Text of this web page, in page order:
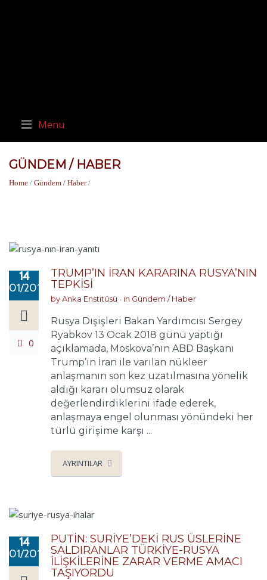
Menu
GÜNDEM / HABER
Home / Gündem / Haber/
14
01/2018
0
TRUMP’IN İRAN KARARINA RUSYA’NIN
TEPKİSİ
byAnka Enstitüsü in Gündem / Haber
Rusya Dışişleri Bakan Yardımcısı Sergey
Ryabkov 13 Ocak 2018 günü yaptığı
açıklamada, Moskova’nın ABD Başkanı
Trump’ın İran ile varılan nükleer
anlaşmanın son kez uzatılmasına yönelik
aldığı kararı olumsuz olarak
değerlendirdiklerini ifade ederek,
anlaşmaya engel olunması yönündeki her
türlü girişime karşı ...
AYRINTILAR
14
01/2018
PUTİN: SURİYE’DEKİ RUS ÜSLERİNE
SALDIRANLAR TÜRKİYE-RUSYA
İLİŞKİLERİNE ZARAR VERME AMACI
TAŞIYORDU